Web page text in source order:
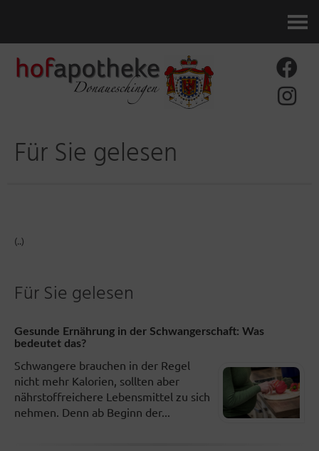
Für Sie gelesen
(..)
Für Sie gelesen
Gesunde Ernährung in der Schwangerschaft: Was
bedeutet das?
Schwangere brauchen in der Regel
nicht mehr Kalorien, sollten aber
nährstoffreichere Lebensmittel zu sich
nehmen. Denn ab Beginn der...